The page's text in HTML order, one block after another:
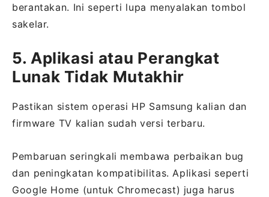
berantakan. Ini seperti lupa menyalakan tombol
sakelar.
5. Aplikasi atau Perangkat
Lunak Tidak Mutakhir
Pastikan sistem operasi HP Samsung kalian dan
firmware TV kalian sudah versi terbaru.
Pembaruan seringkali membawa perbaikan bug
dan peningkatan kompatibilitas. Aplikasi seperti
Google Home (untuk Chromecast) juga harus